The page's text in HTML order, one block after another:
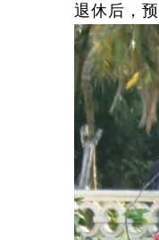
退休后，